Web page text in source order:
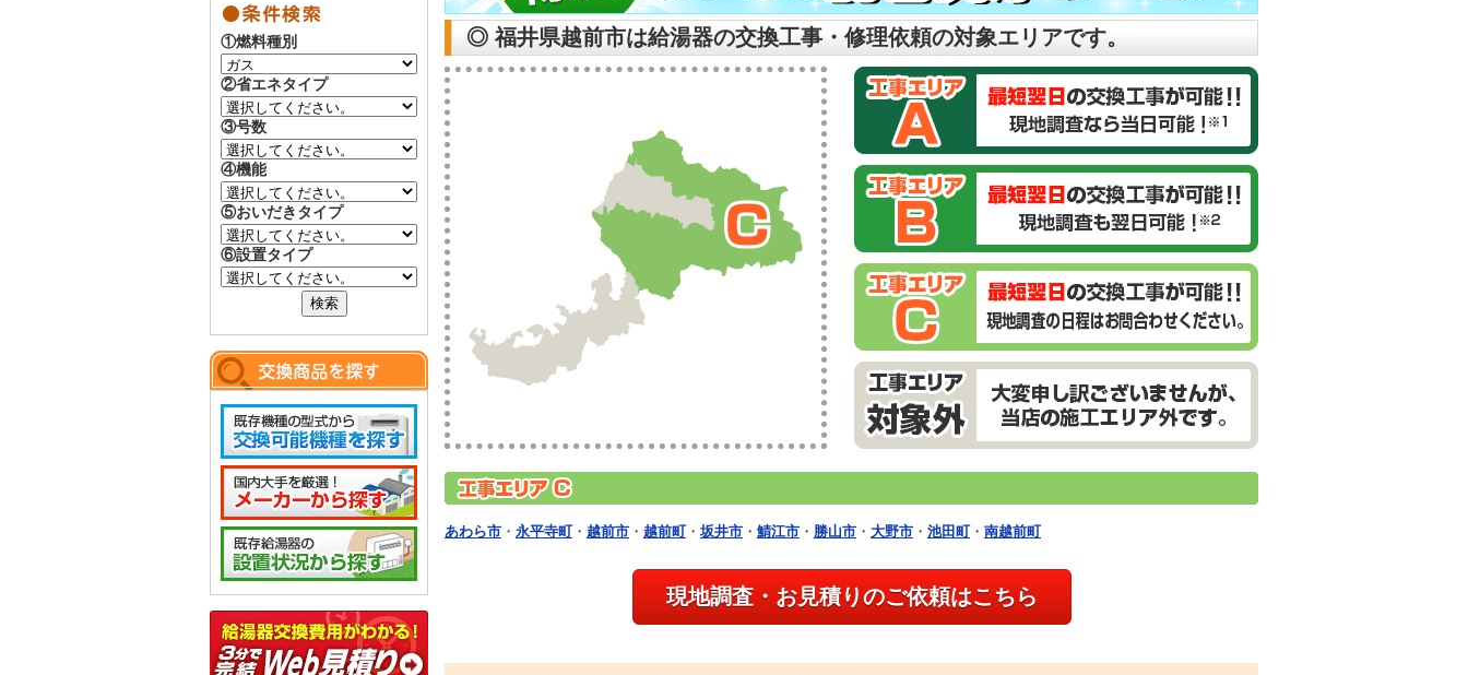
◎ 福井県越前市は給湯器の交換工事・修理依頼の対象エリアです。
あわら市 ・ 永平寺町・ 越前市 ・ 越前町・坂井市 ・ 鯖江市 ・ 勝山市 ・ 大野市 ・ 池田町・ 南越前町
現地調査・お見積りのご依頼はこちら
①燃料種別
②省エネタイプ
③号数
④機能
⑤おいだきタイプ
⑥設置タイプ